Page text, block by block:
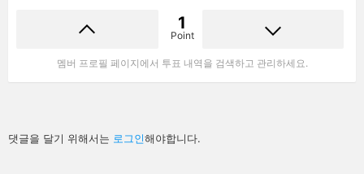
1
Point
멤버 프로필 페이지에서 투표 내역을 검색하고 관리하세요.
답
글
댓글을 달기 위해서는 로그인해야합니다.